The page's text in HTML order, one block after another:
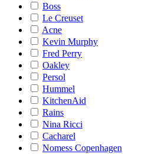
Boss
Le Creuset
Acne
Kevin Murphy
Fred Perry
Oakley
Persol
Hummel
KitchenAid
Rains
Nina Ricci
Cacharel
Nomess Copenhagen